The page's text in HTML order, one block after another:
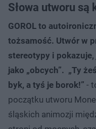
Słowa utworu są
GOROL to
tożsamość. Utwór w
stereotypy i
jako „obcych”. „Ty
byk, a tyś je borok!” -
początku utworu
śląskich animozji